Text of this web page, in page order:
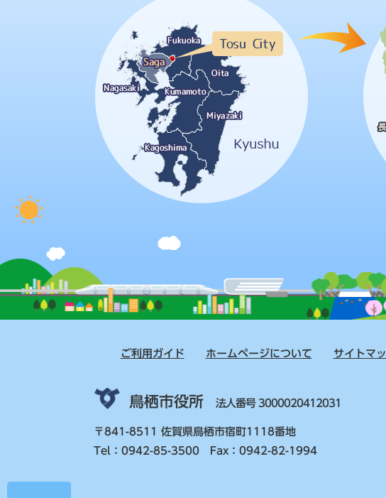
ご利用ガイド ホームページについて サイトマ
鳥栖市役所 法人番号 3000020412031
〒841-8511 佐賀県鳥栖市宿町1118番地
Tel：0942-85-3500 Fax：0942-82-1994